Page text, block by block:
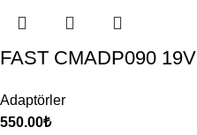
FAST CMADP090
Adaptörler
550.00₺